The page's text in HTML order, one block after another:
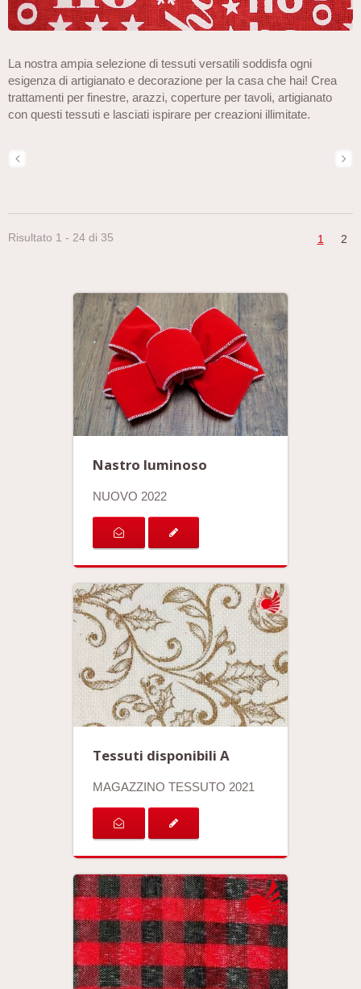
La nostra ampia selezione di tessuti versatili soddisfa ogni
esigenza di artigianato e decorazione per la casa che hai! Crea
trattamenti per finestre, arazzi, coperture per tavoli, artigianato
con questi tessuti e lasciati ispirare per creazioni illimitate.
Risultato 1 - 24 di 35 1 2
Nastro luminoso
NUOVO 2022
Tessuti disponibili A
MAGAZZINO TESSUTO 2021